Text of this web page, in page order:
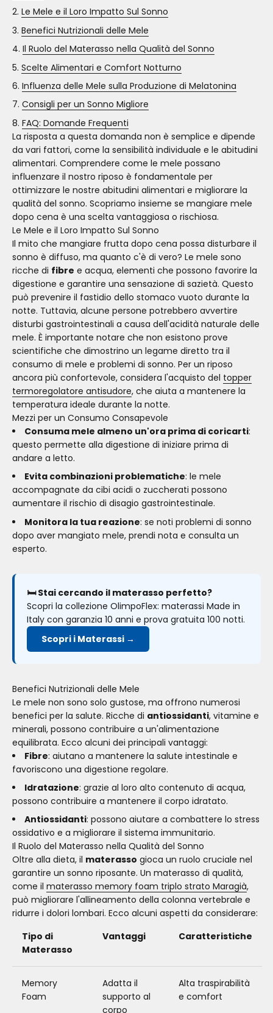
Le Mele e il Loro Impatto Sul Sonno
Benefici Nutrizionali delle Mele
Il Ruolo del Materasso nella Qualità del Sonno
Scelte Alimentari e Comfort Notturno
Influenza delle Mele sulla Produzione di Melatonina
Consigli per un Sonno Migliore
FAQ: Domande Frequenti
La risposta a questa domanda non è semplice e dipende
da vari fattori, come la sensibilità individuale e le abitudini
alimentari. Comprendere come le mele possano
influenzare il nostro riposo è fondamentale per
ottimizzare le nostre abitudini alimentari e migliorare la
qualità del sonno. Scopriamo insieme se mangiare mele
dopo cena è una scelta vantaggiosa o rischiosa.
Le Mele e il Loro Impatto Sul Sonno
Il mito che mangiare frutta dopo cena possa disturbare il
sonno è diffuso, ma quanto c'è di vero? Le mele sono
ricche di fibre e acqua, elementi che possono favorire la
digestione e garantire una sensazione di sazietà. Questo
può prevenire il fastidio dello stomaco vuoto durante la
notte. Tuttavia, alcune persone potrebbero avvertire
disturbi gastrointestinali a causa dell'acidità naturale delle
mele. È importante notare che non esistono prove
scientifiche che dimostrino un legame diretto tra il
consumo di mele e problemi di sonno. Per un riposo
ancora più confortevole, considera l'acquisto del topper
termoregolatore antisudore, che aiuta a mantenere la
temperatura ideale durante la notte.
Mezzi per un Consumo Consapevole
Consuma mele almeno un'ora prima di coricarti:
questo permette alla digestione di iniziare prima di
andare a letto.
Evita combinazioni problematiche: le mele
accompagnate da cibi acidi o zuccherati possono
aumentare il rischio di disagio gastrointestinale.
Monitora la tua reazione: se noti problemi di sonno
dopo aver mangiato mele, prendi nota e consulta un
esperto.
🛏️ Stai cercando il materasso perfetto?
Scopri la collezione OlimpoFlex: materassi Made in
Italy con garanzia 10 anni e prova gratuita 100 notti.
Scopri i Materassi →
Benefici Nutrizionali delle Mele
Le mele non sono solo gustose, ma offrono numerosi
benefici per la salute. Ricche di antiossidanti, vitamine e
minerali, possono contribuire a un'alimentazione
equilibrata. Ecco alcuni dei principali vantaggi:
Fibre: aiutano a mantenere la salute intestinale e
favoriscono una digestione regolare.
Idratazione: grazie al loro alto contenuto di acqua,
possono contribuire a mantenere il corpo idratato.
Antiossidanti: possono aiutare a combattere lo stress
ossidativo e a migliorare il sistema immunitario.
Il Ruolo del Materasso nella Qualità del Sonno
Oltre alla dieta, il materasso gioca un ruolo cruciale nel
garantire un sonno riposante. Un materasso di qualità,
come il materasso memory foam triplo strato Maragià,
può migliorare l'allineamento della colonna vertebrale e
ridurre i dolori lombari. Ecco alcuni aspetti da considerare:
Tipo di
Materasso
Vantaggi Caratteristiche
Memory
Foam
Adatta il
supporto al
corpo
Alta traspirabilità
e comfort